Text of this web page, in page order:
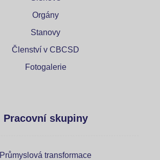
Orgány
Stanovy
Členství v CBCSD
Fotogalerie
Pracovní skupiny
Průmyslová transformace